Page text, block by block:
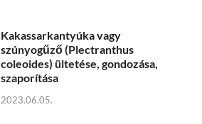
Kakassarkantyúka vagy
szúnyogűző (Plectranthus
coleoides) ültetése, gondozása,
szaporítása
2023.06.05.